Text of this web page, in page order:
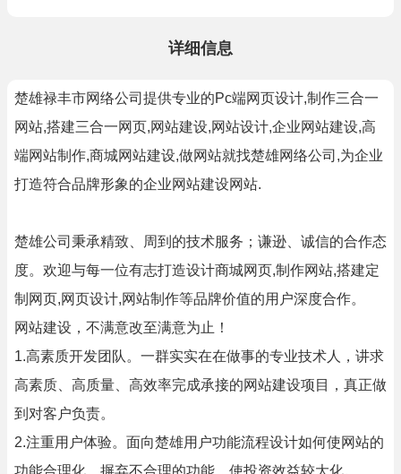
详细信息
楚雄禄丰市网络公司提供专业的Pc端网页设计,制作三合一
网站,搭建三合一网页,网站建设,网站设计,企业网站建设,高
端网站制作,商城网站建设,做网站就找楚雄网络公司,为企业
打造符合品牌形象的企业网站建设网站.
楚雄公司秉承精致、周到的技术服务；谦逊、诚信的合作态
度。欢迎与每一位有志打造设计商城网页,制作网站,搭建定
制网页,网页设计,网站制作等品牌价值的用户深度合作。
网站建设，不满意改至满意为止！
1.高素质开发团队。一群实实在在做事的专业技术人，讲求
高素质、高质量、高效率完成承接的网站建设项目，真正做
到对客户负责。
2.注重用户体验。面向楚雄用户功能流程设计如何使网站的
功能合理化、摒弃不合理的功能，使投资效益较大化。